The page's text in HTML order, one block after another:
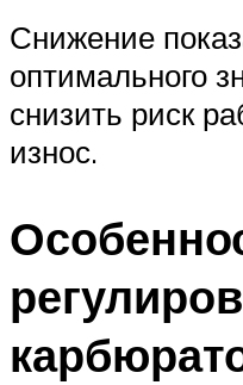
Снижение
оптимального
снизить риск
износ.